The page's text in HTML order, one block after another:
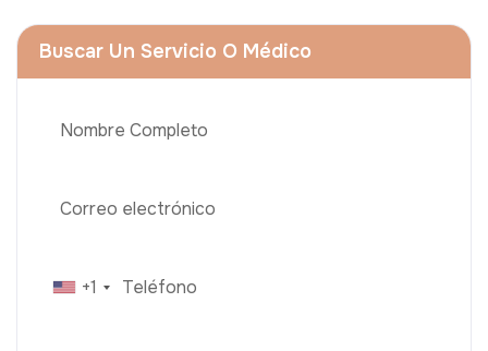
Buscar Un Servicio O Médico
+1